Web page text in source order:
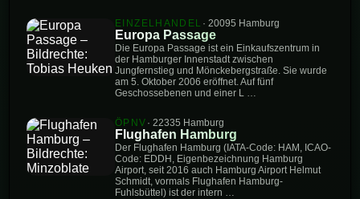
EINZELHANDEL · 20095 Hamburg
Europa Passage
Die Europa Passage ist ein Einkaufszentrum in
der Hamburger Innenstadt zwischen
Jungfernstieg und Mönckebergstraße. Sie wurde
am 5. Oktober 2006 eröffnet. Auf fünf
Geschossebenen und einer L …
ÖPNV · 22335 Hamburg
Flughafen Hamburg
Der Flughafen Hamburg (IATA-Code: HAM, ICAO-
Code: EDDH, Eigenbezeichnung Hamburg
Airport, seit 2016 auch Hamburg Airport Helmut
Schmidt, vormals Flughafen Hamburg-
Fuhlsbüttel) ist der intern …